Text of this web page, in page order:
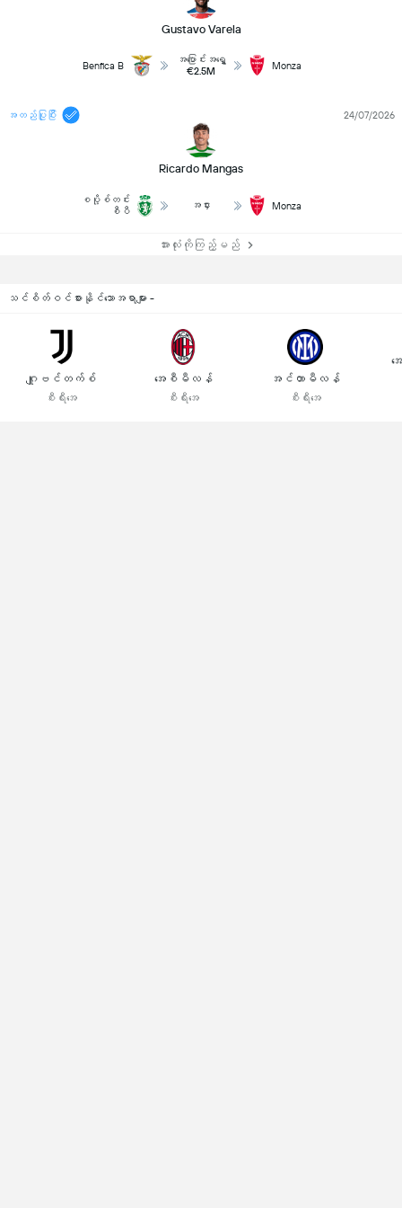
Gustavo Varela
Benfica B
အပြောင်းအရွှေ့
€2.5M
Monza
အတည်ပြုပြီး
Ricardo Mangas
24/07/2026
စပို့စ်တင်း
စီပီ
အငှား Monza
အားလုံးကိုကြည့်မည်
သင်စိတ်ဝင်စားနိုင်သောအရာများ -
ဂျူဗင်တက်စ်
စီးရီးအေ
အေစီမီလန်
စီးရီးအေ
အင်တာမီလန်
စီးရီးအေ
အ